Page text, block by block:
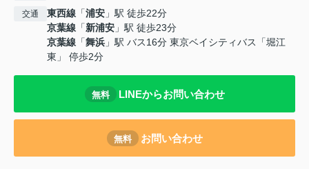
交通 東西線 「浦安 」駅 徒歩22分
京葉線 「新浦安 」駅 徒歩23分
京葉線 「舞浜 」駅 バス16分 東京ベイシティバス「堀江
東」 停歩2分
無料 LINEからお問い合わせ
無料 お問い合わせ